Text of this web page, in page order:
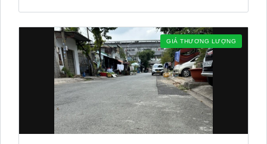
GIÁ THƯƠNG LƯỢNG